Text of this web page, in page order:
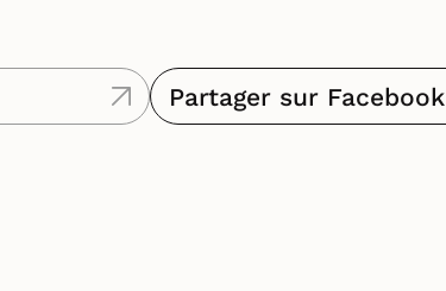
Partager sur Facebook